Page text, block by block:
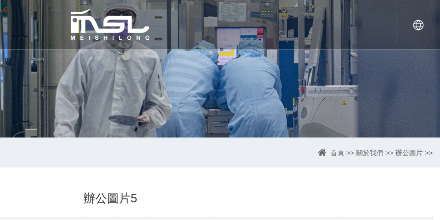
首頁 >> 關於我們 >> 辦公圖片 >>
辦公圖片5